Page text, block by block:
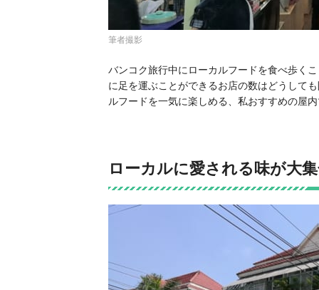
筆者撮影
バンコク旅行中にローカルフードを食べ歩く
に足を運ぶことができるお店の数はどうして
ルフードを一気に楽しめる、私おすすめの屋
ローカルに愛される味が大